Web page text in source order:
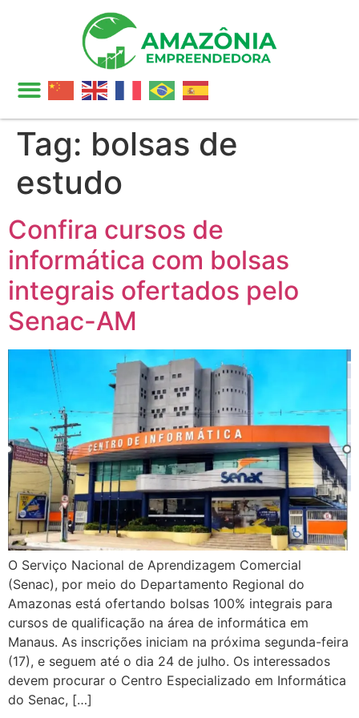
Tag: bolsas de
estudo
Confira cursos de
informática com bolsas
integrais ofertados pelo
Senac-AM
O Serviço Nacional de Aprendizagem Comercial
(Senac), por meio do Departamento Regional do
Amazonas está ofertando bolsas 100% integrais para
cursos de qualificação na área de informática em
Manaus. As inscrições iniciam na próxima segunda-feira
(17), e seguem até o dia 24 de julho. Os interessados
devem procurar o Centro Especializado em Informática
do Senac, […]